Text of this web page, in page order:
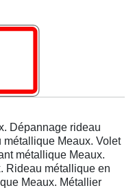
Dépannage rideau
Meaux. Volet
métallique Meaux.
Rideau métallique en
Meaux. Métallier